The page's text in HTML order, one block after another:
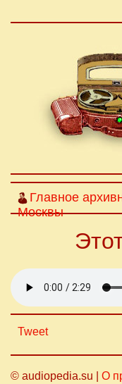
Главное
Москвы
Tweet
© audiopedia.su | О